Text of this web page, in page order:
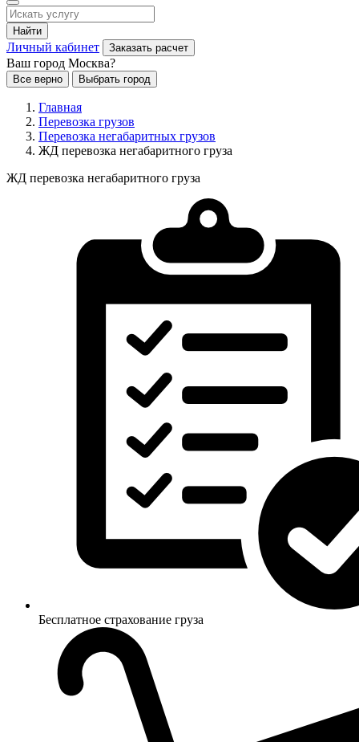
Найти
Личный кабинет Заказать расчет
Ваш город Москва?
Все верно Выбрать город
Главная
Перевозка грузов
Перевозка негабаритных грузов
ЖД перевозка негабаритного груза
ЖД перевозка негабаритного груза
Бесплатное страхование груза